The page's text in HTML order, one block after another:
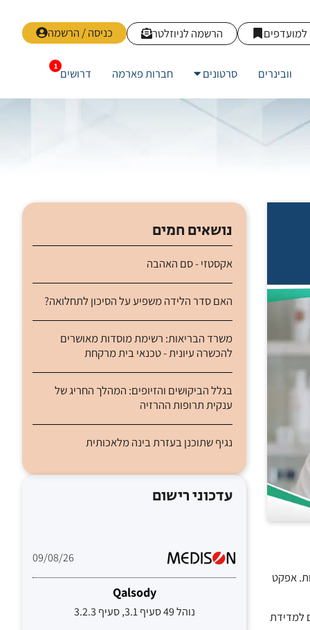
כניסה / הרשמה הרשמה לניוזלטר
וובינרים סרטונים חברות פארמה דרושים
אפקט
למדידת
נושאים חמים
אקסטזי - סם האהבה
האם סדר הלידה משפיע על הסיכון לתחלואה?
משרד הבריאות: רשימת מוסדות מאושרים
להכשרה עיונית - טכנאי בית מרקחת
בגלל הביקושים והזיופים: המהלך החריג של
ענקית תרופות ההרזיה
נגיף שתוכנן בעזרת בינה מלאכותית
עדכוני רישום
09/08/26
Qalsody
נוהל 49 סעיף 3.1, סעיף 3.2.3